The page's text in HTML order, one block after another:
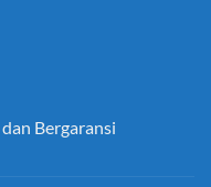
Bergaransi